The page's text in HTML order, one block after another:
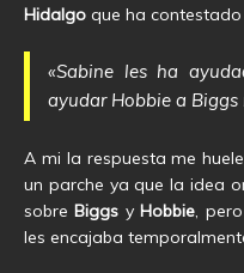
Hidalgo que ha
«Sabine les ha
ayudar Hobbie a Biggs
A mi la respuesta me
un parche ya que la idea
sobreBiggs yHobbie,
les encajaba